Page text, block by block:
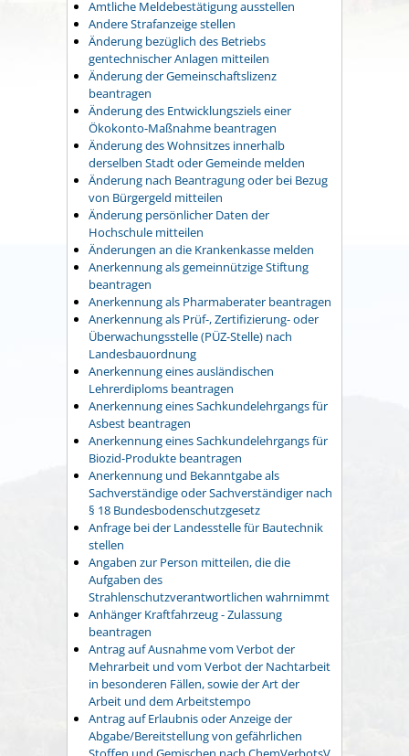
Amtliche Meldebestätigung ausstellen
Andere Strafanzeige stellen
Änderung bezüglich des Betriebs
gentechnischer Anlagen mitteilen
Änderung der Gemeinschaftslizenz
beantragen
Änderung des Entwicklungsziels einer
Ökokonto-Maßnahme beantragen
Änderung des Wohnsitzes innerhalb
derselben Stadt oder Gemeinde melden
Änderung nach Beantragung oder bei Bezug
von Bürgergeld mitteilen
Änderung persönlicher Daten der
Hochschule mitteilen
Änderungen an die Krankenkasse melden
Anerkennung als gemeinnützige Stiftung
beantragen
Anerkennung als Pharmaberater beantragen
Anerkennung als Prüf-, Zertifizierung- oder
Überwachungsstelle (PÜZ-Stelle) nach
Landesbauordnung
Anerkennung eines ausländischen
Lehrerdiploms beantragen
Anerkennung eines Sachkundelehrgangs für
Asbest beantragen
Anerkennung eines Sachkundelehrgangs für
Biozid-Produkte beantragen
Anerkennung und Bekanntgabe als
Sachverständige oder Sachverständiger nach
§ 18 Bundesbodenschutzgesetz
Anfrage bei der Landesstelle für Bautechnik
stellen
Angaben zur Person mitteilen, die die
Aufgaben des
Strahlenschutzverantwortlichen wahrnimmt
Anhänger Kraftfahrzeug - Zulassung
beantragen
Antrag auf Ausnahme vom Verbot der
Mehrarbeit und vom Verbot der Nachtarbeit
in besonderen Fällen, sowie der Art der
Arbeit und dem Arbeitstempo
Antrag auf Erlaubnis oder Anzeige der
Abgabe/Bereitstellung von gefährlichen